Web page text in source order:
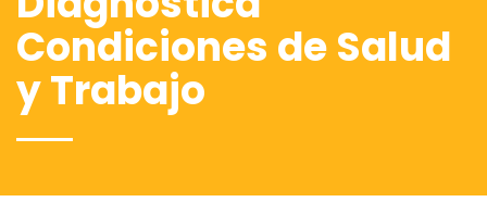
Condiciones de Salud
y Trabajo